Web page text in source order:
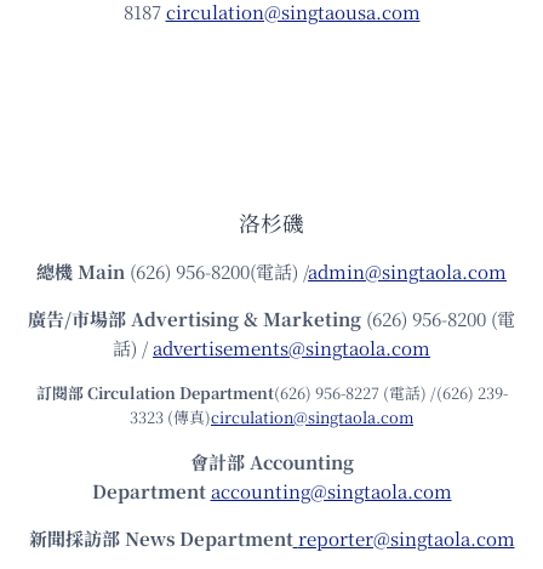
8187circulation@singtaousa.com
洛杉磯
總機Main (626) 956-8200(電話) /admin@singtaola.com
廣告/市場部Advertising & Marketing (626) 956-8200 (電
話) /advertisements@singtaola.com
訂閱部 Circulation Department(626) 956-8227 (電話) /(626) 239-
3323 (傳真)circulation@singtaola.com
會計部 Accounting
Department accounting@singtaola.com
新聞採訪部 News Department reporter@singtaola.com